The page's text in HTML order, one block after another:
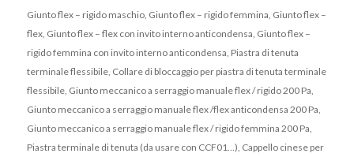
Giunto flex – rigido maschio, Giunto flex – rigido femmina, Giunto flex –
flex, Giunto flex – flex con invito interno anticondensa, Giunto flex –
rigido femmina con invito interno anticondensa, Piastra di tenuta
terminale flessibile, Collare di bloccaggio per piastra di tenuta terminale
flessibile, Giunto meccanico a serraggio manuale flex / rigido 200 Pa,
Giunto meccanico a serraggio manuale flex /flex anticondensa 200 Pa,
Giunto meccanico a serraggio manuale flex / rigido femmina 200 Pa,
Piastra terminale di tenuta (da usare con CCF01…), Cappello cinese per